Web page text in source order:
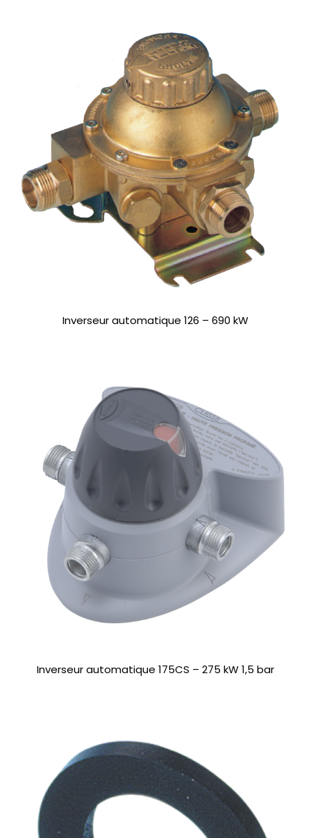
Inverseur automatique 126 – 690 kW
Inverseur automatique 175CS – 275 kW 1,5 bar